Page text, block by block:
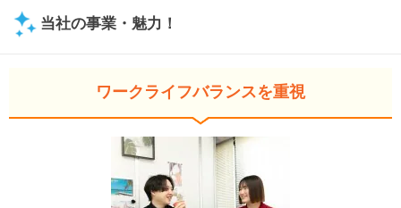
当社の事業・魅力！
ワークライフバランスを重視